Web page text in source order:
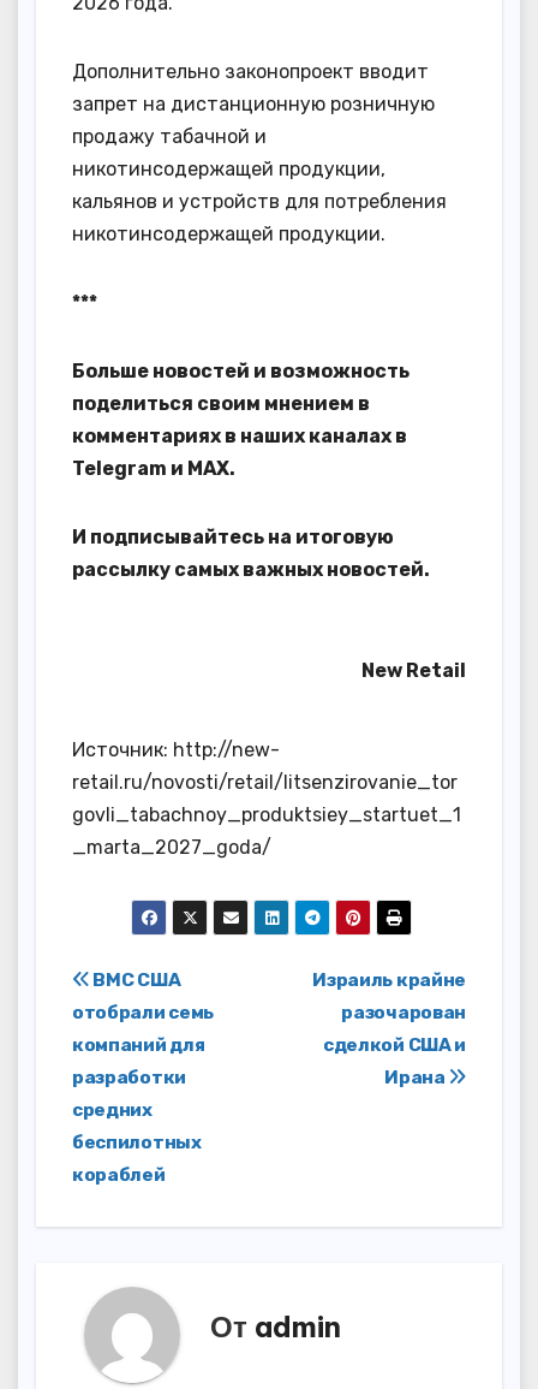
Дополнительно законопроект вводит
запрет на дистанционную розничную
продажу табачной и
никотинсодержащей продукции,
кальянов и устройств для потребления
никотинсодержащей продукции.
***
Больше новостей и возможность
поделиться своим мнением в
комментариях в наших каналах в
Telegram и MAX.
И подписывайтесь на итоговую
рассылку самых важных новостей.
New Retail
Источник: http://new-
retail.ru/novosti/retail/litsenzirovanie_tor
govli_tabachnoy_produktsiey_startuet_1
_marta_2027_goda/
Навигация
по
записям
Израиль крайне
разочарован
сделкой США и
Ирана
ВМС США
отобрали семь
компаний для
разработки
средних
беспилотных
кораблей
От admin